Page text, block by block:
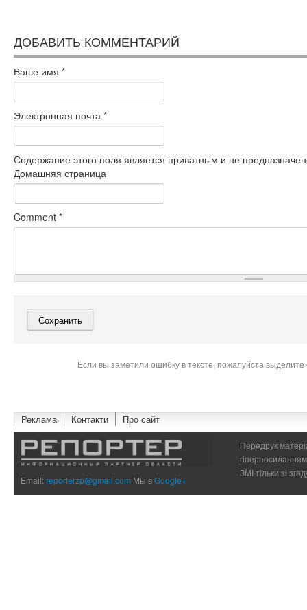
ДОБАВИТЬ КОММЕНТАРИЙ
Ваше имя *
Электронная почта *
Содержание этого поля является приватным и не
Домашняя страница
Comment *
Если вы заметили ошибку в тексте, пожалуйста
Реклама Контакти Про сайт
Email:reporterzp@gmail.com Мы вGoogle+
Передрук
ЗМІ тільки зі